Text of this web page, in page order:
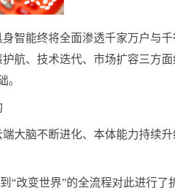
智能终将全面渗透千家万户与
航、技术迭代、市场扩容三方
。
大脑不断进化、本体能力持续
“改变世界”的全流程对此进行了